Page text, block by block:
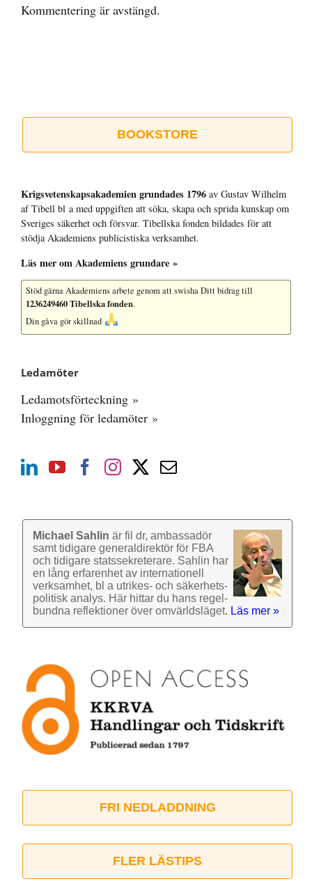
Kommentering är avstängd.
BOOKSTORE
Krigsvetenskap­sakademien grundades 1796 av Gustav Wilhelm
af Tibell bl a med uppgiften att söka, skapa och sprida kunskap om
Sveriges säkerhet och försvar. Tibellska fonden bildades för att
stödja Akademiens publicistiska verksamhet.
Läs mer om Akademiens grundare »
Stöd gärna Akademiens arbete genom att swisha Ditt bidrag till
1236249460 Tibellska fonden.
Din gåva gör skillnad
Ledamöter
Ledamotsförteckning »
Inloggning för ledamöter »
Michael Sahlin är fil dr, ambassadör
samt tidigare general­direktör för FBA
och tidigare stats­sekre­terare. Sahlin har
en lång erfarenhet av inter­nationell
verk­samhet, bl a utrikes- och säkerhets­
politisk analys. Här hittar du hans regel­
bundna reflek­tioner över omvärlds­läget. Läs mer »
FRI NEDLADDNING
FLER LÄSTIPS